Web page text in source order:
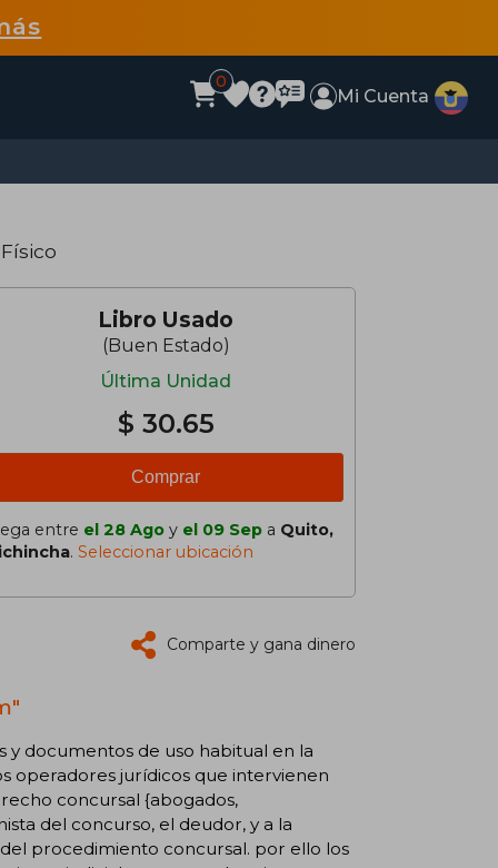
0
Mi Cuenta
Libro Usado
(Buen Estado)
Última Unidad
$ 30.65
Comprar
entre el 28 Ago y el 09 Sep a Quito,
. Seleccionar ubicación
Comparte y gana dinero
documentos de uso habitual en la
operadores jurídicos que intervienen
concursal {abogados,
del concurso, el deudor, y a la
procedimiento concursal. por ello los